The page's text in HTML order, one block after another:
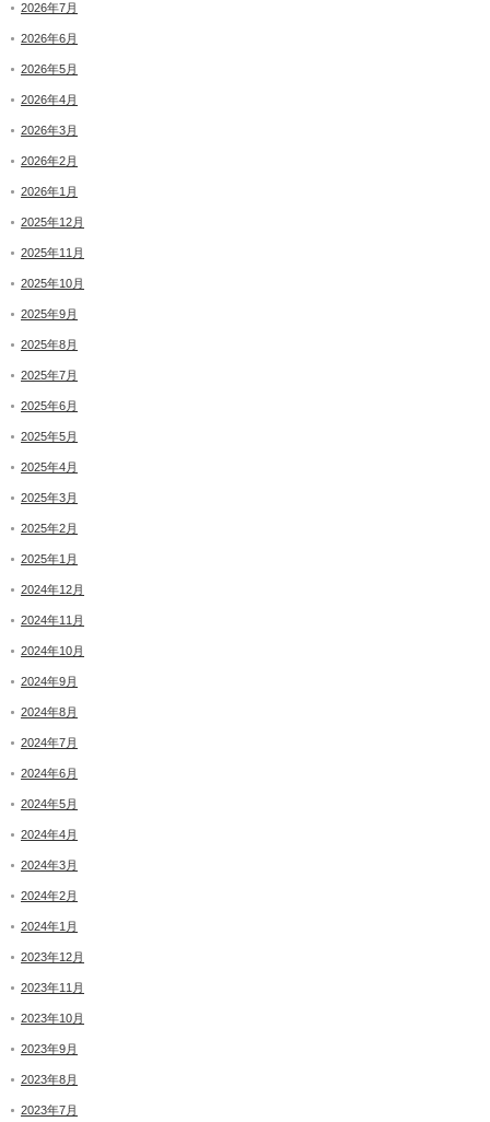
2026年7月
2026年6月
2026年5月
2026年4月
2026年3月
2026年2月
2026年1月
2025年12月
2025年11月
2025年10月
2025年9月
2025年8月
2025年7月
2025年6月
2025年5月
2025年4月
2025年3月
2025年2月
2025年1月
2024年12月
2024年11月
2024年10月
2024年9月
2024年8月
2024年7月
2024年6月
2024年5月
2024年4月
2024年3月
2024年2月
2024年1月
2023年12月
2023年11月
2023年10月
2023年9月
2023年8月
2023年7月